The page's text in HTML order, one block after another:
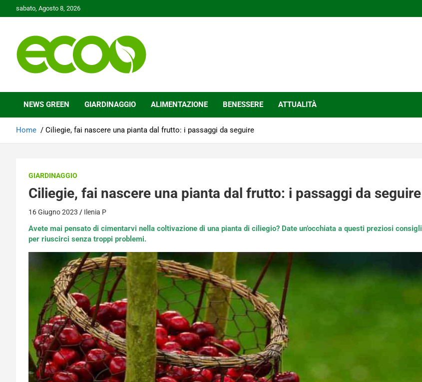
to
sabato, Agosto 8, 2026
Ecoo.it
NEWS GREEN GIARDINAGGIO ALIMENTAZIONE BENESSERE ATTUALITÀ
Home Ciliegie, fai nascere una pianta dal frutto: i passaggi da seguire
GIARDINAGGIO
Ciliegie, fai nascere una pianta dal frutto: i passaggi da seguire
16 Giugno 2023 Ilenia P
Avete mai pensato di cimentarvi nella coltivazione di una pianta di ciliegio? Date un’occhiata a questi preziosi consigli
per riuscirci senza troppi problemi.